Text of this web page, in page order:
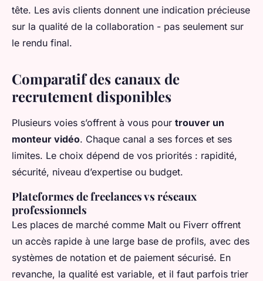
tête. Les avis clients donnent une indication précieuse
sur la qualité de la collaboration - pas seulement sur
le rendu final.
Comparatif des canaux de
recrutement disponibles
Plusieurs voies s’offrent à vous pour trouver un
monteur vidéo. Chaque canal a ses forces et ses
limites. Le choix dépend de vos priorités : rapidité,
sécurité, niveau d’expertise ou budget.
Plateformes de freelances vs réseaux
professionnels
Les places de marché comme Malt ou Fiverr offrent
un accès rapide à une large base de profils, avec des
systèmes de notation et de paiement sécurisé. En
revanche, la qualité est variable, et il faut parfois trier